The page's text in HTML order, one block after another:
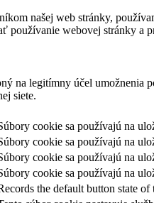
našej web stránky,
webovej stránky a
na legitímny účel
siete.
cookie sa používajú na
cookie sa používajú na
cookie sa používajú na
cookie sa používajú na
the default button state